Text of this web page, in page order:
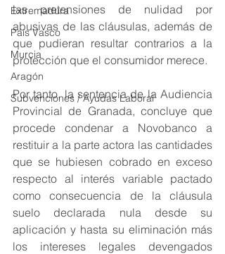
Extremadura
País Vasco
Murcia
Aragón
Subvenciones / Ayudas Laboral
las pretensiones de nulidad por
abusivas de las cláusulas, además de
que pudieran resultar contrarios a la
protección que el consumidor merece.
Por tanto, la sentencia de la Audiencia
Provincial de Granada, concluye que
procede condenar a Novobanco a
restituir a la parte actora las cantidades
que se hubiesen cobrado en exceso
respecto al interés variable pactado
como consecuencia de la cláusula
suelo declarada nula desde su
aplicación y hasta su eliminación más
los intereses legales devengados